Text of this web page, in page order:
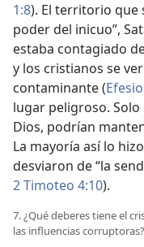
1:8). El territorio que
poder del inicuo”,
estaba contagiado
y los cristianos se
contaminante (
lugar peligroso.
Dios, podrían
La mayoría así lo
desviaron de “la
2 Timoteo 4:10).
7. ¿Qué deberes tiene el
las influencias corruptoras?